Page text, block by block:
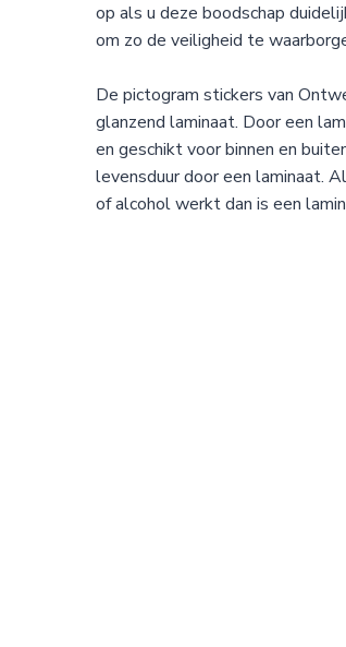
op als u deze boodschap
om zo de veiligheid te
De pictogram stickers van
glanzend laminaat. Door een
en geschikt voor binnen en
levensduur door een laminaat.
of alcohol werkt dan is een